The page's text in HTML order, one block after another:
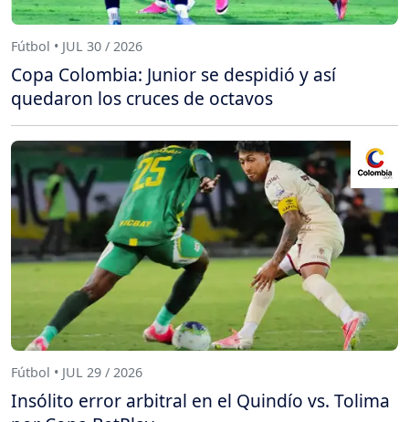
Fútbol • JUL 30 / 2026
Copa Colombia: Junior se despidió y así
quedaron los cruces de octavos
Fútbol • JUL 29 / 2026
Insólito error arbitral en el Quindío vs. Tolima